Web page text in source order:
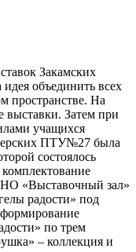
Закамских
объединить всех
пространстве. На
выставки. Затем при
учащихся
ПТУ№27 была
состоялось
«Выставочный зал»
радости» под
по трем
– коллекция и